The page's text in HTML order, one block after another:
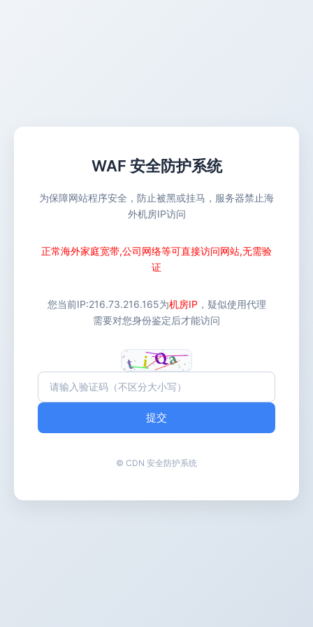
WAF 安全防护系统
为保障网站程序安全，防止被黑或挂马，服务器禁止海
外机房IP访问
正常海外家庭宽带,公司网络等可直接访问网站,无需验
证
您当前IP:216.73.216.165为机房IP ，疑似使用代理
需要对您身份鉴定后才能访问
提交
© CDN 安全防护系统